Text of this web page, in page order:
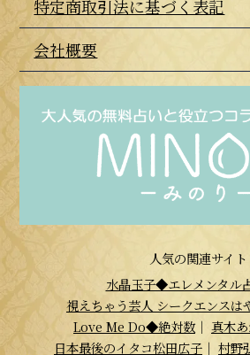
特定商取引法に基づく表記
会社概要
人気の関連サイト
水晶玉子◆エレメンタル
視えちゃう芸人 シークエンスは
Love Me Do◆絶対数｜ 真木
日本最後のイタコ松田広子 ｜ 村野